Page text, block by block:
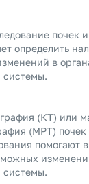
почек
определить
в
системы.
(КТ) или
(МРТ) почек
помогают
системы.